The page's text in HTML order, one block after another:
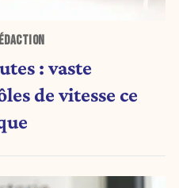
: vaste
de vitesse ce